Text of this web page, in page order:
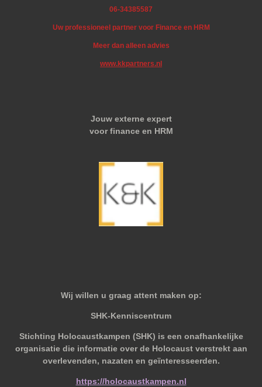
06-34385587
Uw professioneel partner voor Finance en HRM
Meer dan alleen advies
www.kkpartners.nl
Jouw externe expert
voor finance en HRM
Wij willen u graag attent maken op:
SHK-Kenniscentrum
Stichting Holocaustkampen (SHK) is een onafhankelijke
organisatie die informatie over de Holocaust verstrekt aan
overlevenden, nazaten en geïnteresseerden.
https://holocaustkampen.nl